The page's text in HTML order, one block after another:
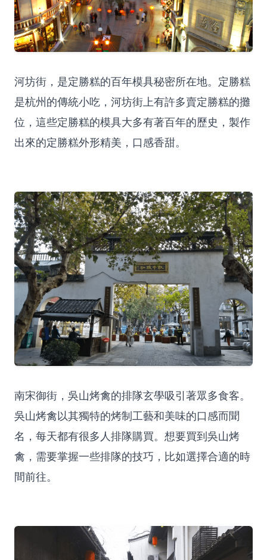
河坊街，是定勝糕的百年模具秘密所在地。定勝糕
是杭州的傳統小吃，河坊街上有許多賣定勝糕的攤
位，這些定勝糕的模具大多有著百年的歷史，製作
出來的定勝糕外形精美，口感香甜。
南宋御街，吳山烤禽的排隊玄學吸引著眾多食客。
吳山烤禽以其獨特的烤制工藝和美味的口感而聞
名，每天都有很多人排隊購買。想要買到吳山烤
禽，需要掌握一些排隊的技巧，比如選擇合適的時
間前往。